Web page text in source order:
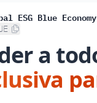
ESG Blue
a